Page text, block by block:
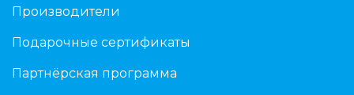
Производители
Подарочные сертификаты
Партнёрская программа